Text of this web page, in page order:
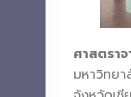
ศาสตรา
มหาวิทย